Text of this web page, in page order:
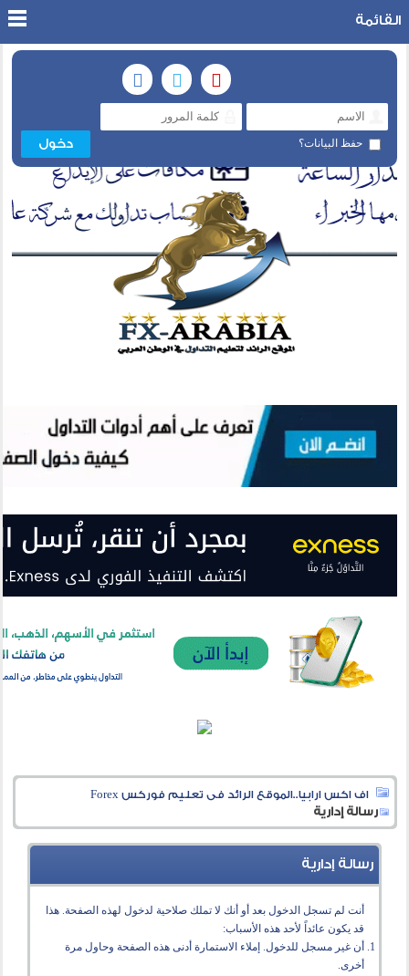
حفظ البيانات؟
القائمة
اف اكس ارابيا..الموقع الرائد فى تعليم فوركس Forex
رسالة إدارية
رسالة إدارية
أنت لم تسجل الدخول بعد أو أنك لا تملك صلاحية لدخول لهذه الصفحة. هذا
قد يكون عائداً لأحد هذه الأسباب:
أن غير مسجل للدخول. إملاء الاستمارة أدنى هذه الصفحة وحاول مرة
أخرى.